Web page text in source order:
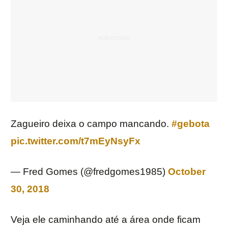
Zagueiro deixa o campo mancando. #gebota
pic.twitter.com/t7mEyNsyFx
— Fred Gomes (@fredgomes1985) October
30, 2018
Veja ele caminhando até a área onde ficam